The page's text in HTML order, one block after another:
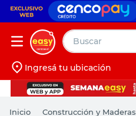
Buscar
Iniciá sesión
Ingresá tu ubicación
Construcción y Maderas
muebles
pintura